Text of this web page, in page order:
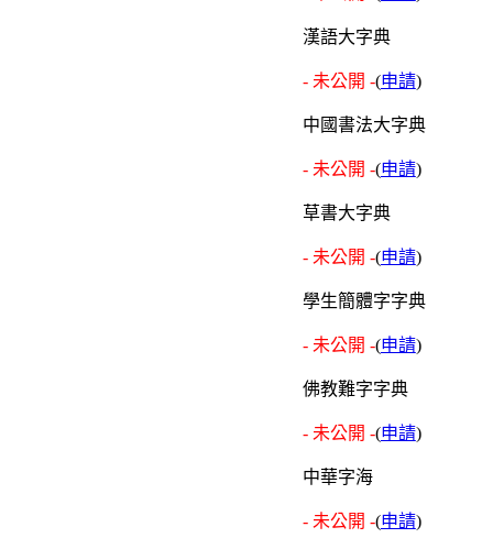
漢語大字典
- 未公開 -(申請)
中國書法大字典
- 未公開 -(申請)
草書大字典
- 未公開 -(申請)
學生簡體字字典
- 未公開 -(申請)
佛教難字字典
- 未公開 -(申請)
中華字海
- 未公開 -(申請)